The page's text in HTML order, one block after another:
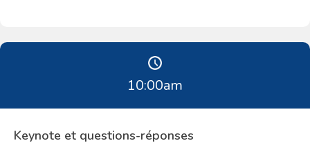
10:00am
Keynote et questions-réponses